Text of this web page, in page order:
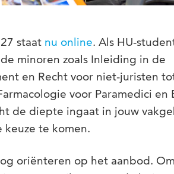
staat nu online. Als HU-
minoren zoals Inleiding in de
en Recht voor niet-juristen
voor Paramedici en
de diepte ingaat in jouw
te komen.
oriënteren op het aanbod.